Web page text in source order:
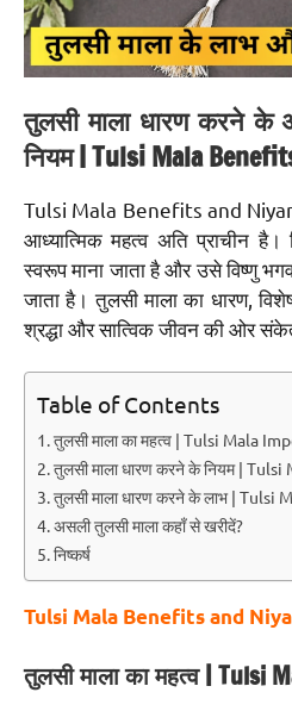
तुलसी माला धारण करने के
नियम | Tulsi Mala
Tulsi Mala Benefits and Niyam
आध्यात्मिक महत्व अति प्राचीन
स्वरूप माना जाता है और उसे विष्णु
जाता है। तुलसी माला का धारण,
श्रद्धा और सात्विक जीवन की ओर
Table of Contents
तुलसी माला का महत्व | Tulsi Mala
तुलसी माला धारण करने के नियम |
तुलसी माला धारण करने के लाभ |
असली तुलसी माला कहाँ से खरीदें?
निष्कर्ष
Tulsi Mala Benefits and
तुलसी माला का महत्व | Tulsi